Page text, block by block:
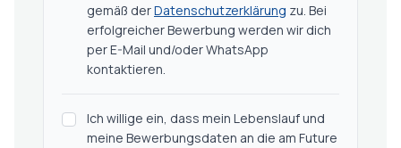
gemäß derDatenschutzerklärung zu. Bei
erfolgreicher Bewerbung werden wir dich
per E-Mail und/oder WhatsApp
kontaktieren.
Ich willige ein, dass mein Lebenslauf und
meine Bewerbungsdaten an die am Future